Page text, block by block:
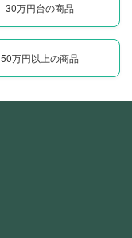
30万円台の商品
50万円以上の商品